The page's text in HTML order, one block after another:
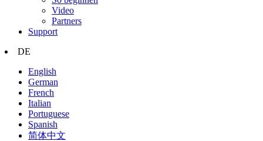
Video
Partners
Support
DE
English
German
French
Italian
Portuguese
Spanish
简体中文